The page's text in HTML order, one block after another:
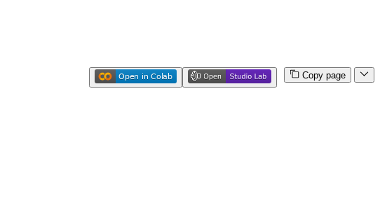
Copy page